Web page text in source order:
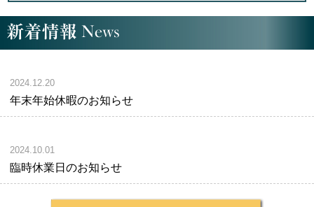
2024.12.20
年末年始休暇のお知らせ
2024.10.01
臨時休業日のお知らせ